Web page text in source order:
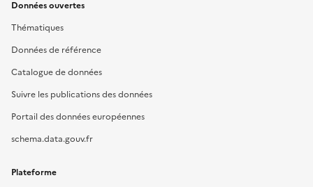
Données ouvertes
Thématiques
Données de référence
Catalogue de données
Suivre les publications des données
Portail des données européennes
schema.data.gouv.fr
Plateforme